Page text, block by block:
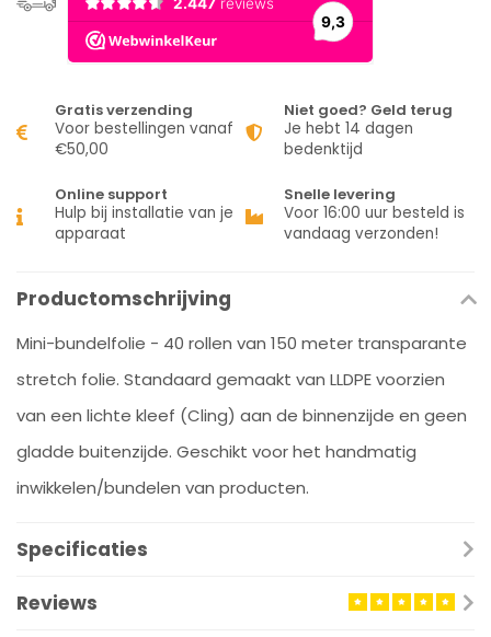
Gratis verzending
Voor bestellingen vanaf
€50,00
Niet goed? Geld terug
Je hebt 14 dagen
bedenktijd
Online support
Hulp bij installatie van je
apparaat
Snelle levering
Voor 16:00 uur besteld is
vandaag verzonden!
Productomschrijving
Mini-bundelfolie - 40 rollen van 150 meter transparante
stretch folie. Standaard gemaakt van LLDPE voorzien
van een lichte kleef (Cling) aan de binnenzijde en geen
gladde buitenzijde. Geschikt voor het handmatig
inwikkelen/bundelen van producten.
Specificaties
Reviews